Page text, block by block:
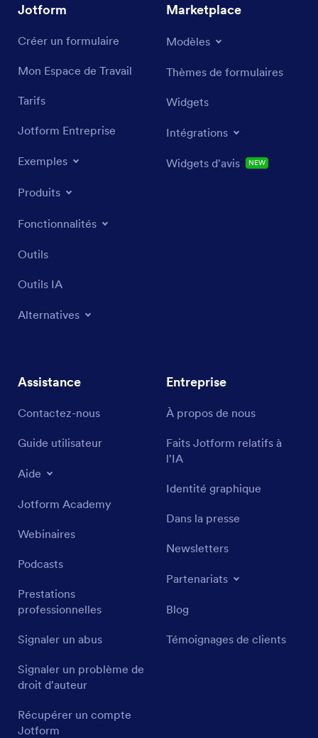
Jotform
Créer un formulaire
Mon Espace de Travail
Tarifs
Jotform Entreprise
Exemples
Produits
Fonctionnalités
Outils
Outils IA
Alternatives
Marketplace
Modèles
Thèmes de formulaires
Widgets
Intégrations
Widgets d'avis NEW
Assistance
Contactez-nous
Guide utilisateur
Aide
Jotform Academy
Webinaires
Podcasts
Prestations
professionnelles
Signaler un abus
Signaler un problème de
droit d'auteur
Récupérer un compte
Jotform
Entreprise
À propos de nous
Faits Jotform relatifs à
l'IA
Identité graphique
Dans la presse
Newsletters
Partenariats
Blog
Témoignages de clients